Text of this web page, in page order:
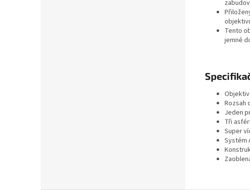
Tento
jemné
Rozsah
Jeden
Tři
Super
Systém